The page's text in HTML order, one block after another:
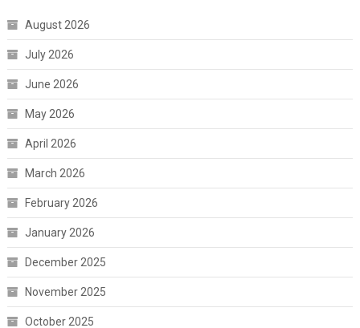
August 2026
July 2026
June 2026
May 2026
April 2026
March 2026
February 2026
January 2026
December 2025
November 2025
October 2025